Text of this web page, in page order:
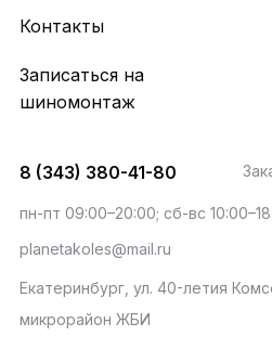
Контакты
Записаться на
шиномонтаж
8 (343) 380-41-80
пн-пт 09:00–20:00; сб-вс
planetakoles@mail.ru
Екатеринбург, ул. 40-летия
микрорайон ЖБИ